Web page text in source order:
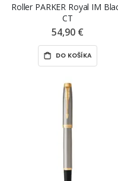
Roller PARKER Royal IM
CT
54,90 €
DO KOŠÍKA